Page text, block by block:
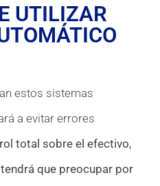
UTILIZAR
estos sistemas
a evitar errores
total sobre el efectivo,
que preocupar por